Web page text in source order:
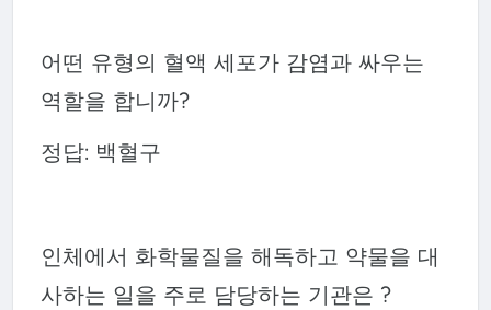
어떤 유형의 혈액 세포가 감염과 싸우는
역할을 합니까?
정답: 백혈구
인체에서 화학물질을 해독하고 약물을 대
사하는 일을 주로 담당하는 기관은 ?